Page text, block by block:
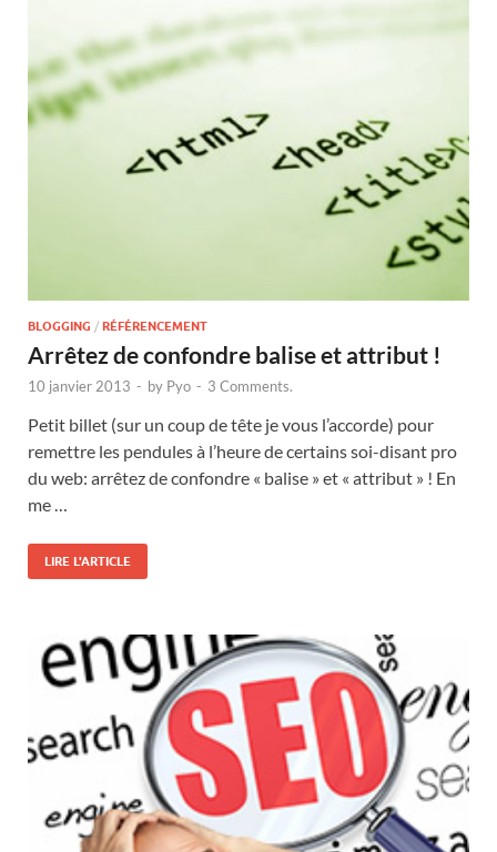
BLOGGING / RÉFÉRENCEMENT
Arrêtez de confondre balise et attribut !
10 janvier 2013 - by Pyo - 3 Comments.
Petit billet (sur un coup de tête je vous l’accorde) pour
remettre les pendules à l’heure de certains soi-disant pro
du web: arrêtez de confondre « balise » et « attribut » ! En
me …
LIRE L'ARTICLE